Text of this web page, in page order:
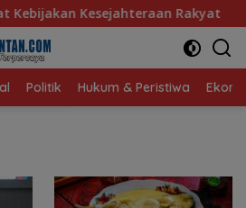
Rakyat Baru 10 Persen,
Politik Hukum & Peristiwa